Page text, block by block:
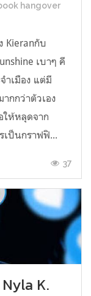
hangover
Kieranกับ
เบาๆ คี
ำเมือง แต่มี
กกว่าตัวเอง
ให้หลุดจาก
ป็นกราฟฟิ...
37
K.